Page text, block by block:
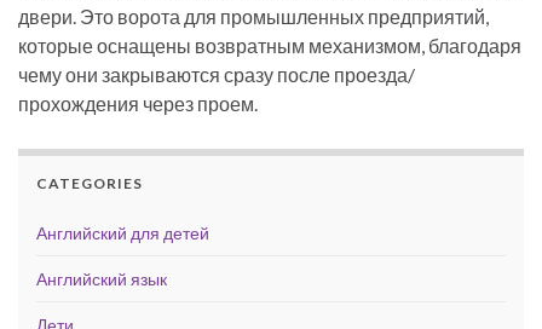
двери. Это ворота для промышленных предприятий,
которые оснащены возвратным механизмом, благодаря
чему они закрываются сразу после проезда/
прохождения через проем.
CATEGORIES
Английский для детей
Английский язык
Дети